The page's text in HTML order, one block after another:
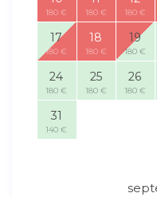
180 € 180 € 180 €
17
180 €
18
180 €
19
180 €
24
180 €
25
180 €
26
180 €
31
140 €